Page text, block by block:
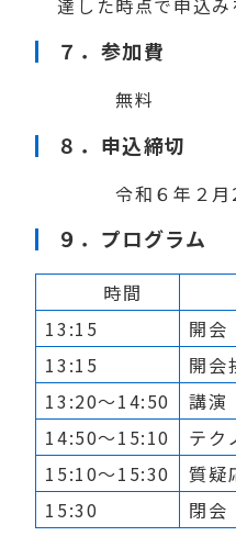
達した時点で申込み
７．参加費
無料
８．申込締切
令和６年２月
９．プログラ
時間
13:15
開会
13:15
開会
13:20～14:50
講演
14:50～15:10
テク
15:10～15:30
質疑
15:30
閉会